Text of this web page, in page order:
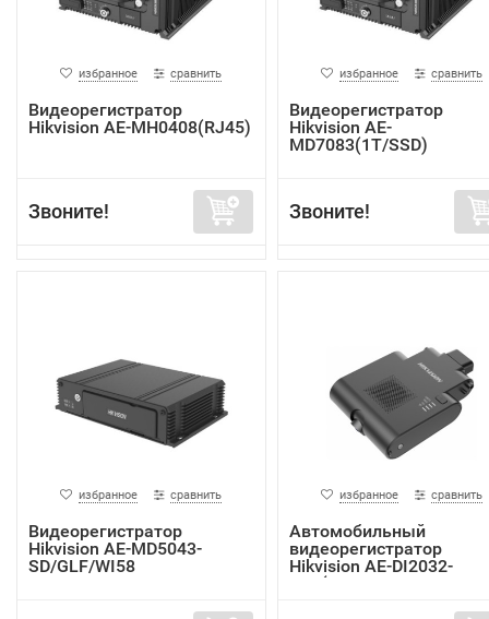
избранное сравнить
Видеорегистратор
Hikvision AE-MH0408(RJ45)
Звоните!
избранное сравнить
Видеорегистратор
Hikvision AE-
MD7083(1T/SSD)
Звоните!
избранное сравнить
Видеорегистратор
Hikvision AE-MD5043-
SD/GLF/WI58
избранное сравнить
Автомобильный
видеорегистратор
Hikvision AE-DI2032-
G40(In...